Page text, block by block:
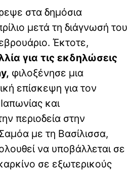
στα δημόσια
μετά τη διάγνωσή του
Έκτοτε,
για τις εκδηλώσεις
φιλοξένησε μια
επίσκεψη για τον
και
περιοδεία στην
με τη Βασίλισσα,
να υποβάλλεται σε
σε εξωτερικούς